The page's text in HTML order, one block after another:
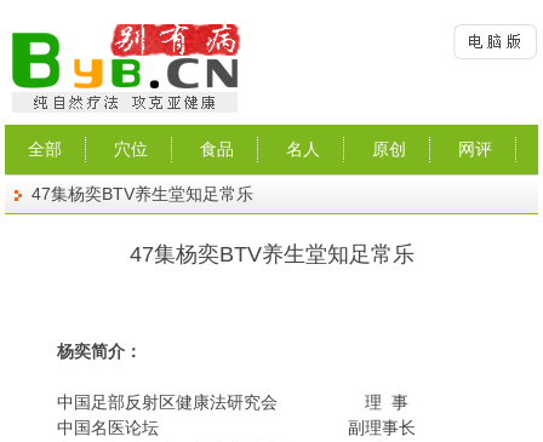
全部 穴位 食品 名人 原创 网评
47集杨奕BTV养生堂知足常乐
47集杨奕BTV养生堂知足常乐
杨奕简介：
中国足部反射区健康法研究会 理 事
中国名医论坛 副理事长